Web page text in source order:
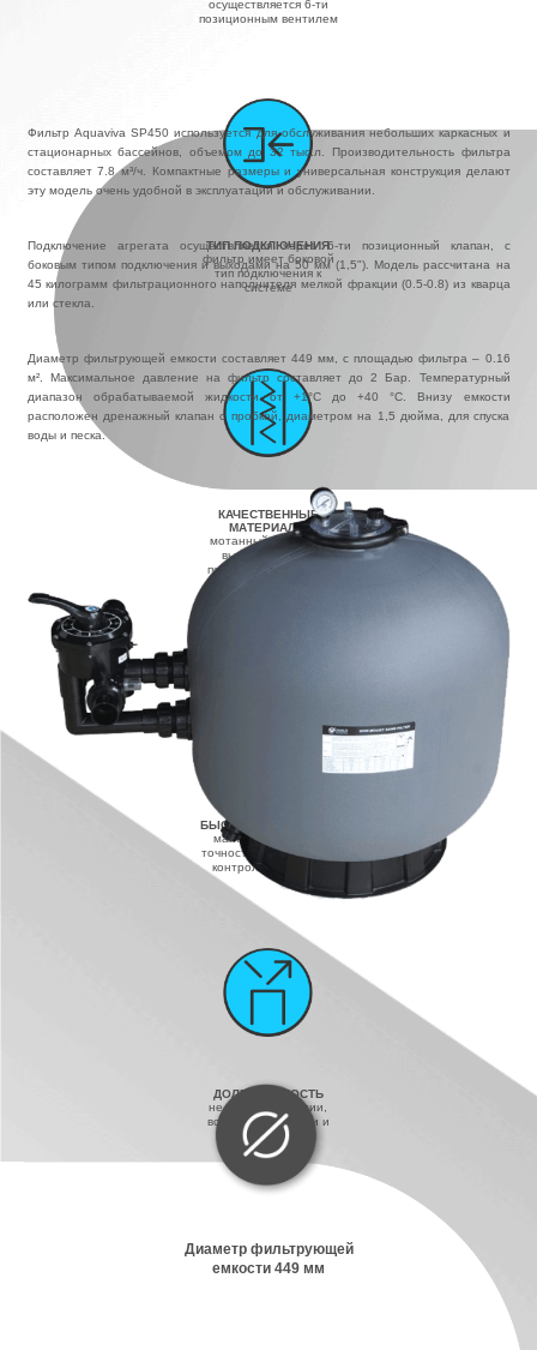
осуществляется 6-ти
позиционным вентилем
ТИП ПОДКЛЮЧЕНИЯ
фильтр имеет боковой
тип подключения к
системе
КАЧЕСТВЕННЫЕ
МАТЕРИАЛЫ
мотанный корпус из
высокопрочного
полимера, выполнен
методом формовки и
БЫСТРЫЙ КОНТРОЛЬ
манометр высокой
точности для быстрого
контроля давления
ДОЛГОВЕЧНОСТЬ
не боится коррозии,
воздействия химии и
UV-излучения
Фильтр Aquaviva SP450 используется для обслуживания небольших каркасных и
стационарных бассейнов, объемом до 32 тыс.л. Производительность фильтра
составляет 7.8 м³/ч. Компактные размеры и универсальная конструкция делают
эту модель очень удобной в эксплуатации и обслуживании.
Подключение агрегата осуществляется через 6-ти позиционный клапан, с
боковым типом подключения и выходами на 50 мм (1,5"). Модель рассчитана на
45 килограмм фильтрационного наполнителя мелкой фракции (0.5-0.8) из кварца
или стекла.
Диаметр фильтрующей емкости составляет 449 мм, с площадью фильтра – 0.16
м². Максимальное давление на фильтр составляет до 2 Бар. Температурный
диапазон обрабатываемой жидкости от +1°С до +40 °С. Внизу емкости
расположен дренажный клапан с пробкой, диаметром на 1,5 дюйма, для спуска
воды и песка.
Диаметр фильтрующей
емкости 449 мм